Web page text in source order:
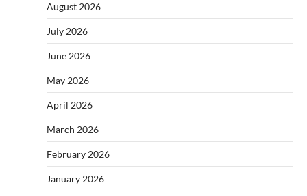
August 2026
July 2026
June 2026
May 2026
April 2026
March 2026
February 2026
January 2026